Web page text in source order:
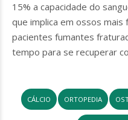
15% a capacidade do
que implica em ossos mais
pacientes fumantes
tempo para se recuperar
CÁLCIO ORTOPEDIA